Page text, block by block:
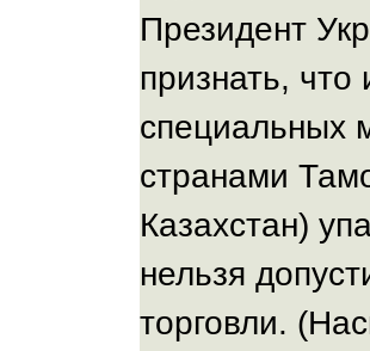
Президент
признать,
специальных
странами
Казахстан)
нельзя
торговли.